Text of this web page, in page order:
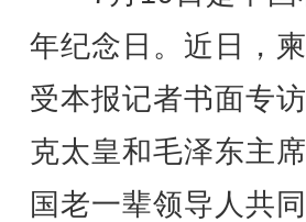
年纪念日。近日，
受本报记者书面专
克太皇和毛泽东主
国老一辈领导人共